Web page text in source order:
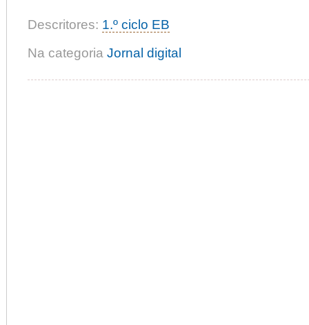
Descritores: 1.º ciclo EB
Na categoria Jornal digital